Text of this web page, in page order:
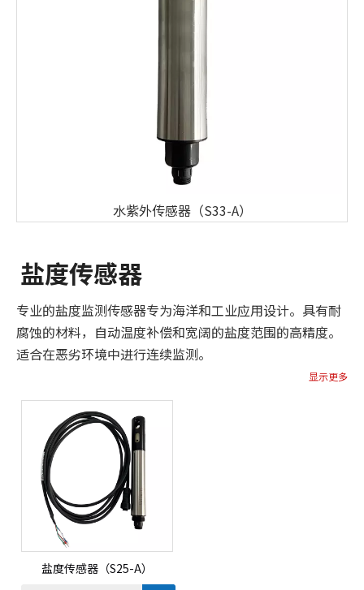
水紫外传感器（S33-A）
盐度传感器
专业的盐度监测传感器专为海洋和工业应用设计。具有耐
腐蚀的材料，自动温度补偿和宽阔的盐度范围的高精度。
适合在恶劣环境中进行连续监测。
显示更多
盐度传感器（S25-A）